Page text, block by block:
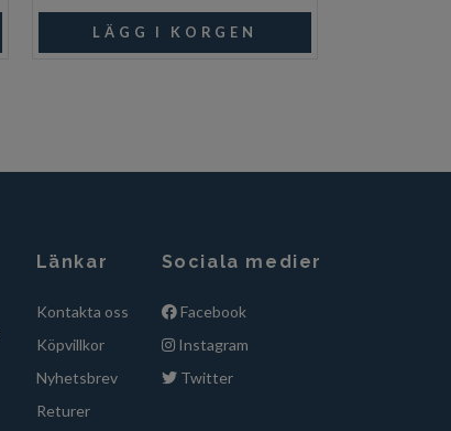
Länkar
Kontakta oss
Köpvillkor
Nyhetsbrev
Returer
Sociala medier
Facebook
Instagram
Twitter